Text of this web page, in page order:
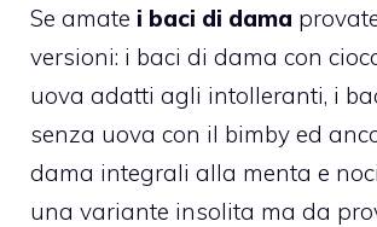
Se amate i baci di dama
versioni: i baci di dama con
uova adatti agli intolleranti, i
senza uova con il bimby ed
dama integrali alla menta e
una variante insolita ma da